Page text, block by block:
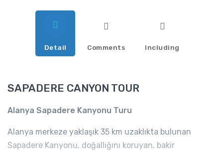
Detail Comments Including
SAPADERE CANYON TOUR
Alanya Sapadere Kanyonu Turu
Alanya merkeze yaklaşık 35 km uzaklıkta bulunan
Sapadere Kanyonu, doğallığını koruyan, bakir